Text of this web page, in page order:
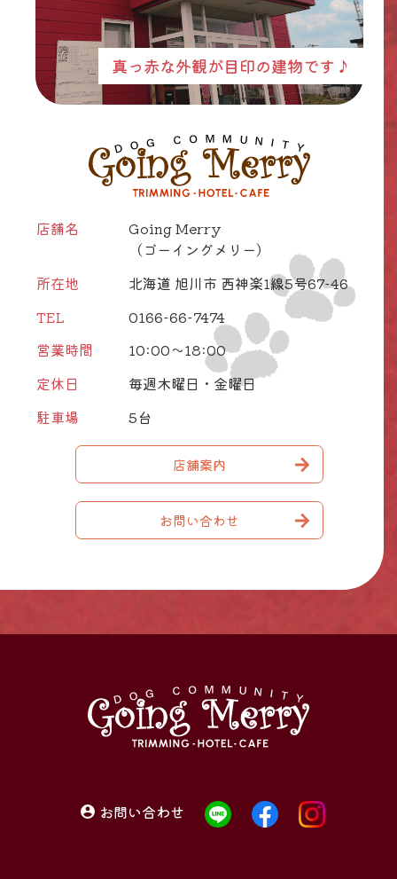
真っ赤な外観が目印の建物です♪
店舗名
Going Merry
（ゴーイングメリー）
所在地
北海道 旭川市 西神楽1線5号67-46
TEL
0166-66-7474
営業時間
10:00～18:00
定休日
毎週木曜日・金曜日
駐車場
5台
店舗案内
お問い合わせ
お問い合わせ